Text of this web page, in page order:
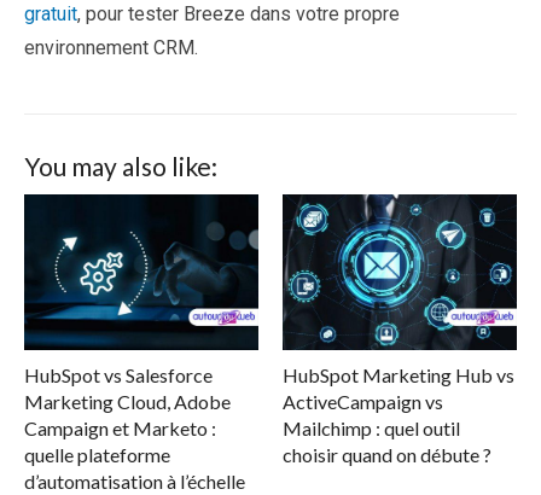
gratuit, pour tester Breeze dans votre propre
environnement CRM.
You may also like:
HubSpot vs Salesforce
Marketing Cloud, Adobe
Campaign et Marketo :
quelle plateforme
d’automatisation à l’échelle
HubSpot Marketing Hub vs
ActiveCampaign vs
Mailchimp : quel outil
choisir quand on débute ?